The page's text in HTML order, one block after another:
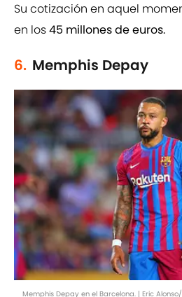
Su cotización en aquel
en los45 millones de euros.
6. Memphis Depay
Memphis Depay en el Barcelona. | Eric